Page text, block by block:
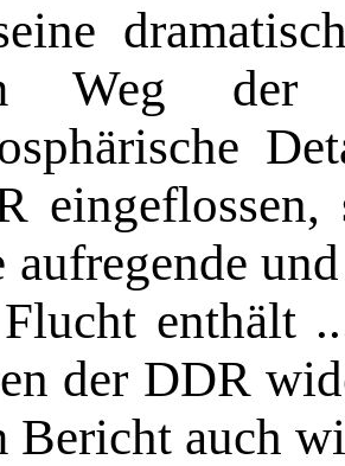
Weg der
eingeflossen,
aufregende
enthält
der DDR
Bericht auch